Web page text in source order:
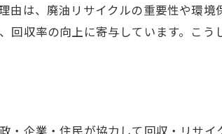
域循環型経済を支える理由
元企業の新たな連携事例
は、廃油リサイクルの重要性や環境
収率の向上に寄与しています。こ
企業・住民が協力して回収・リサ